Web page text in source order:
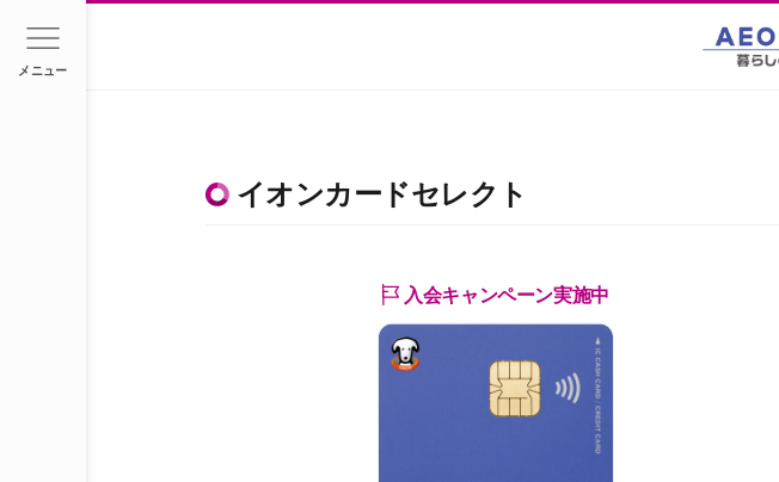
イオンカードセレクト
入会キャンペーン実施中
メニュー